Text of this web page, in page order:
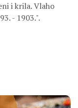
i krila. Vlaho
- 1903.".